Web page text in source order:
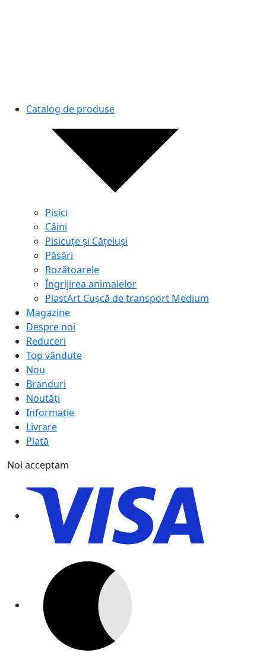
Catalog de produse
Pisici
Câini
Pisicuțe și Cățeluși
Păsări
Rozătoarele
Îngrijirea animalelor
PlastArt Cușcă de transport Medium
Magazine
Despre noi
Reduceri
Top vândute
Nou
Branduri
Noutăți
Informație
Livrare
Plată
Noi acceptam